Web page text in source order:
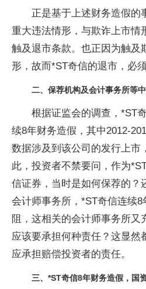
正是基于上述财务造假的
重大违法情形，与欺诈上市情
触及退市条款。也正因为触及
形，故而*ST奇信的退市，必
二、保荐机构及会计事务所等
根据证监会的调查，*ST
续8年财务造假，其中2012-
数据涉及到该公司的发行上市
此，投资者不禁要问，作为
信证券，当时是如何保荐的？
会计师事务所，*ST奇信连续
阻，这相关的会计师事务所又
应该要承担何种责任？这显然
应承担赔偿投资者的责任。
三、*ST奇信8年财务造假，国